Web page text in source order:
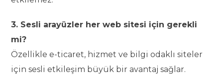
3. Sesli arayüzler her web sitesi için gerekli
mi?
Özellikle e-ticaret, hizmet ve bilgi odaklı siteler
için sesli etkileşim büyük bir avantaj sağlar.